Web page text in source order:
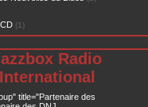
(1)
Radio
International
title="Partenaire des